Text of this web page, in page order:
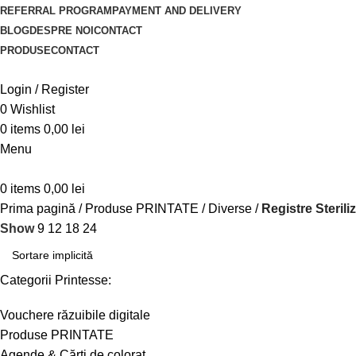
REFERRAL PROGRAM PAYMENT AND DELIVERY
BLOGDESPRE NOI CONTACT
PRODUSECONTACT
Login / Register
0 Wishlist
0 items 0,00 lei
Menu
0 items 0,00 lei
Prima pagină
Produse PRINTATE Diverse
Registre
Show9 12 18 24
Categorii Printesse:
Vouchere răzuibile digitale
Produse PRINTATE